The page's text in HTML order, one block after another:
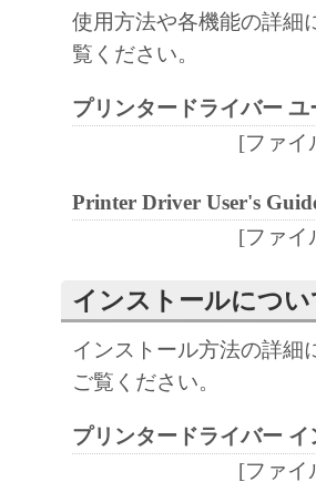
１．許諾
(1) キヤノンは、お客様
通じ接続される複数の
と言います。）におい
の記憶媒体上にインス
ターにおいて表示する
非独占的権利をお客様
た「指定機器」にネッ
ューター上で、かかる
「本ソフトウェア」を
るコンピューターの使
を遵守させるとともに
使用方法や各機能の詳細
覧ください。
プリンタードライバー
[ファイ
Printer Driver User's
[ファイ
インストールについ
インストール方法の詳細
ご覧ください。
プリンタードライバー
[ファイ